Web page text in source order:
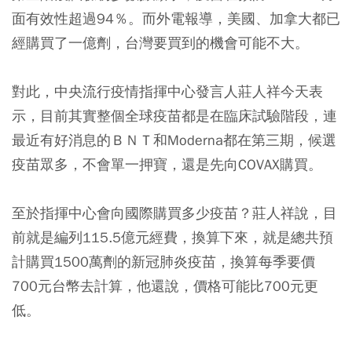
面有效性超過94％。而外電報導，美國、加拿大都已
經購買了一億劑，台灣要買到的機會可能不大。
對此，中央流行疫情指揮中心發言人莊人祥今天表
示，目前其實整個全球疫苗都是在臨床試驗階段，連
最近有好消息的ＢＮＴ和Moderna都在第三期，候選
疫苗眾多，不會單一押寶，還是先向COVAX購買。
至於指揮中心會向國際購買多少疫苗？莊人祥說，目
前就是編列115.5億元經費，換算下來，就是總共預
計購買1500萬劑的新冠肺炎疫苗，換算每季要價
700元台幣去計算，他還說，價格可能比700元更
低。